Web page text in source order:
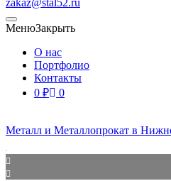
МенюЗакрыть
О нас
Портфолио
Контакты
0 ₽ 0
Металл и Металлопрокат в